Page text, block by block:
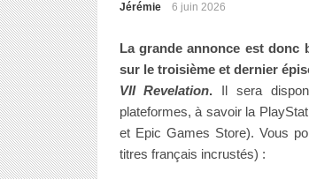
Jérémie 6 juin 2026
La grande annonce est donc
sur le troisième et dernier
VII Revelation. Il sera
plateformes, à savoir la
et Epic Games Store). Vous
titres français incrustés) :